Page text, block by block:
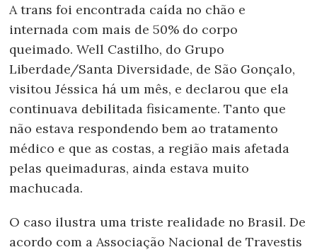
A trans foi encontrada caída no chão e
internada com mais de 50% do corpo
queimado. Well Castilho, do Grupo
Liberdade/Santa Diversidade, de São Gonçalo,
visitou Jéssica há um mês, e declarou que ela
continuava debilitada fisicamente. Tanto que
não estava respondendo bem ao tratamento
médico e que as costas, a região mais afetada
pelas queimaduras, ainda estava muito
machucada.
O caso ilustra uma triste realidade no Brasil. De
acordo com a Associação Nacional de Travestis